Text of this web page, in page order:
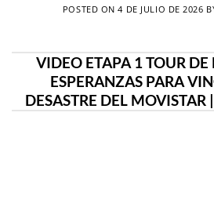
POSTED ON4 DE JULIO DE 2026
VIDEO ETAPA 1 TOUR
ESPERANZAS PARA
DESASTRE DEL MOVISTAR